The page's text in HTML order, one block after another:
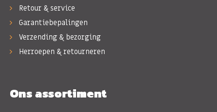
Retour & service
Garantiebepalingen
Verzending & bezorging
Herroepen & retourneren
Ons assortiment